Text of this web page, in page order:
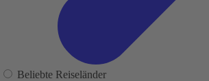
Beliebte Reiseländer